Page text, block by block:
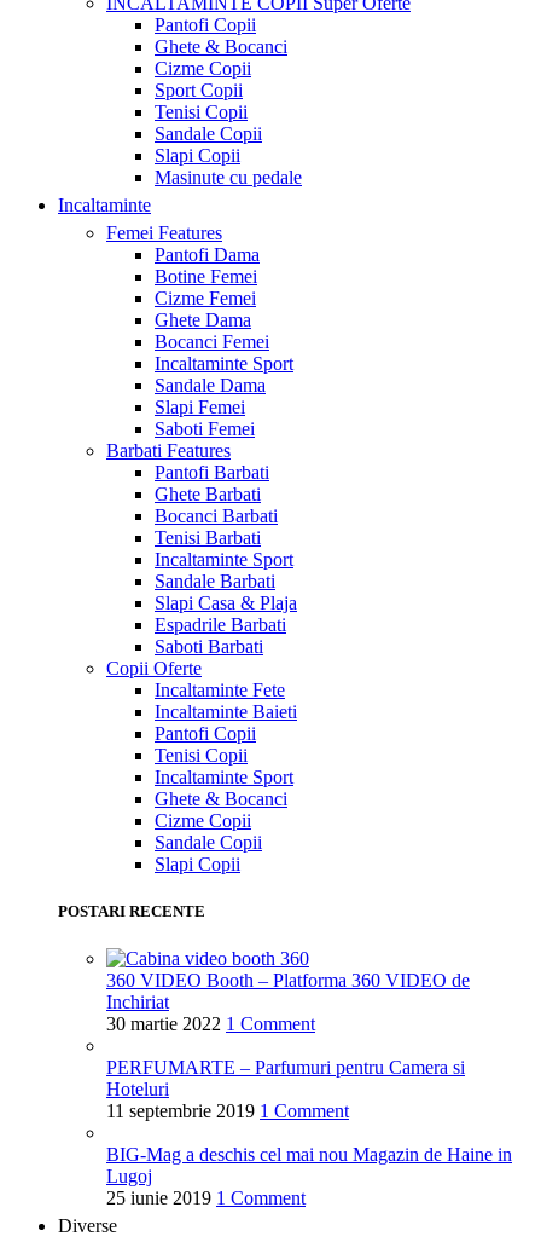
Pantofi Copii
Ghete & Bocanci
Cizme Copii
Sport Copii
Tenisi Copii
Sandale Copii
Slapi Copii
Masinute cu pedale
Incaltaminte
Femei Features
Pantofi Dama
Botine Femei
Cizme Femei
Ghete Dama
Bocanci Femei
Incaltaminte Sport
Sandale Dama
Slapi Femei
Saboti Femei
Barbati Features
Pantofi Barbati
Ghete Barbati
Bocanci Barbati
Tenisi Barbati
Incaltaminte Sport
Sandale Barbati
Slapi Casa & Plaja
Espadrile Barbati
Saboti Barbati
Copii Oferte
Incaltaminte Fete
Incaltaminte Baieti
Pantofi Copii
Tenisi Copii
Incaltaminte Sport
Ghete & Bocanci
Cizme Copii
Sandale Copii
Slapi Copii
POSTARI RECENTE
360 VIDEO Booth – Platforma 360 VIDEO de
Inchiriat
30 martie 2022 1 Comment
PERFUMARTE – Parfumuri pentru Camera si
Hoteluri
11 septembrie 2019 1 Comment
BIG-Mag a deschis cel mai nou Magazin de Haine in
Lugoj
25 iunie 2019 1 Comment
Diverse